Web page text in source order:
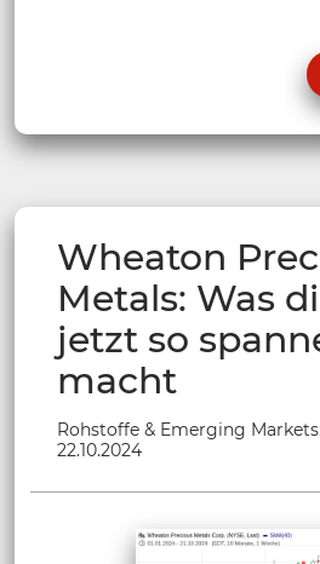
Wheaton
Metals: Was
jetzt so
macht
Rohstoffe & Emerging
22.10.2024